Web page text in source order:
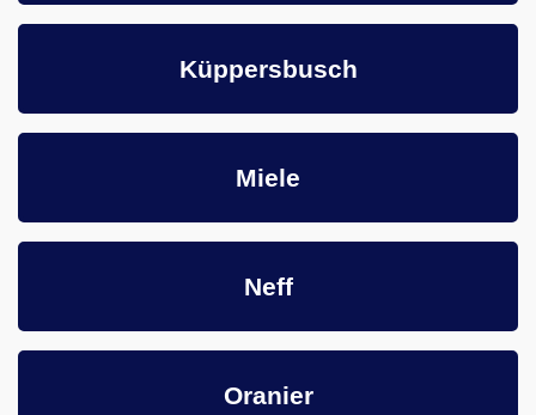
Küppersbusch
Miele
Neff
Oranier